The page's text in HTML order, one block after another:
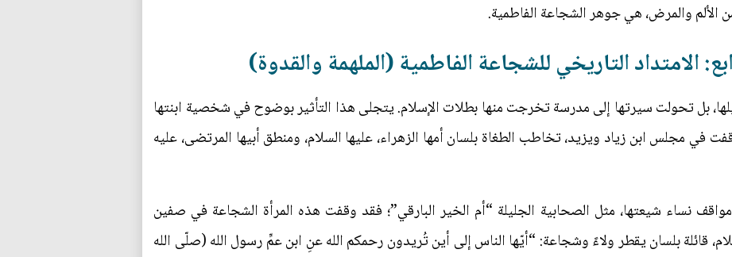
الألم والمرض، هي جوهر الشجاعة الفاطمية.
الامتداد التاريخي للشجاعة الفاطمية (الملهمة والقدوة)
بل تحولت سيرتها إلى مدرسة تخرجت منها بطلات الإسلام. يتجلى هذا التأثير بوضوح في شخصية ابنتها
في مجلس ابن زياد ويزيد، تخاطب الطغاة بلسان أمها الزهراء، عليها السلام، ومنطق أبيها المرتضى، عليه
نساء شيعتها، مثل الصحابية الجليلة “أم الخير البارقي”؛ فقد وقفت هذه المرأة الشجاعة في صفين
قائلة بلسان يقطر ولاءً وشجاعة: “أيّها الناس إلى أين تُريدون رحمكم الله عنِ ابن عمِّ رسول الله (صلّى الله